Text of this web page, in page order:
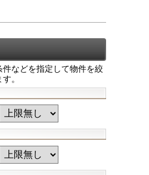
などを指定して物件を絞
。